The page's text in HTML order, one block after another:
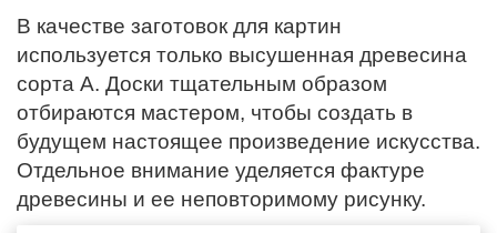
В качестве заготовок для картин
используется только высушенная древесина
сорта А. Доски тщательным образом
отбираются мастером, чтобы создать в
будущем настоящее произведение искусства.
Отдельное внимание уделяется фактуре
древесины и ее неповторимому рисунку.